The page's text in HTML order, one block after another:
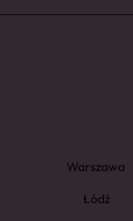
Warszawa
Łódź